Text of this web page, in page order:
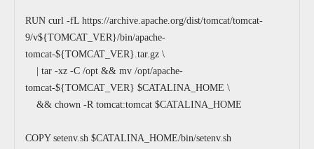
RUN curl -fL https://archive.apache.org/dist/tomcat/tomcat-
9/v${TOMCAT_VER}/bin/apache-
tomcat-${TOMCAT_VER}.tar.gz \
| tar -xz -C /opt && mv /opt/apache-
tomcat-${TOMCAT_VER} $CATALINA_HOME \
&& chown -R tomcat:tomcat $CATALINA_HOME
COPY setenv.sh $CATALINA_HOME/bin/setenv.sh